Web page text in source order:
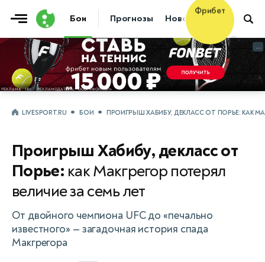
Бои Прогнозы Новости Бокс
Фрибет
...
...
LIVESPORT.RU БОИ ПРОИГРЫШ ХАБИБУ, ДЕКЛАСС ОТ ПОРЬЕ: КАК
Проигрыш Хабибу, декласс от
Порье: как Макгрегор потерял
величие за семь лет
От двойного чемпиона UFC до «печально
известного» — загадочная история спада
Макгрегора